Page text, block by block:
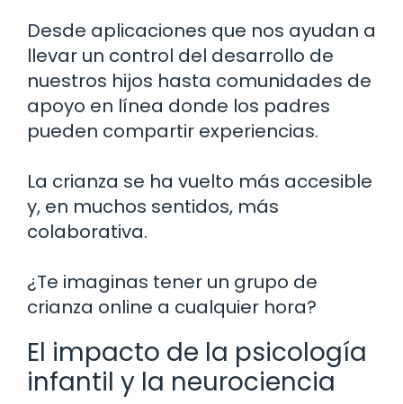
Desde aplicaciones que nos ayudan a
llevar un control del desarrollo de
nuestros hijos hasta comunidades de
apoyo en línea donde los padres
pueden compartir experiencias.
La crianza se ha vuelto más accesible
y, en muchos sentidos, más
colaborativa.
¿Te imaginas tener un grupo de
crianza online a cualquier hora?
El impacto de la psicología
infantil y la neurociencia